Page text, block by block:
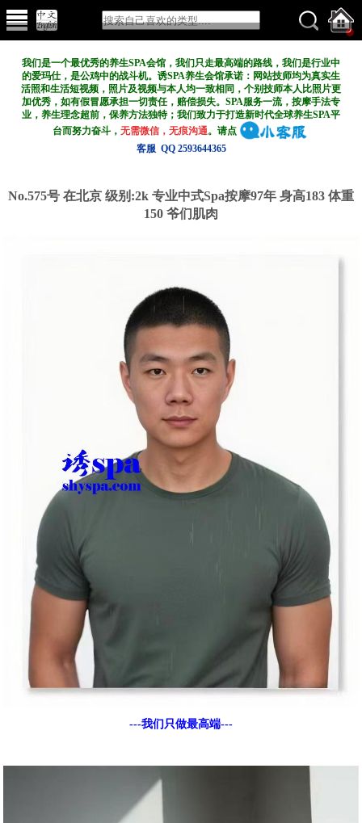
我们是一个最优秀的养生SPA会馆，我们只走最高端的路线，我们是行业中
的爱玛仕，是公鸡中的战斗机。诱SPA养生会馆承诺：网站技师均为真实生
活照和生活短视频，照片及视频与本人均一致相同，个别技师本人比照片更
加优秀，如有假冒愿承担一切责任，赔偿损失。SPA服务一流，按摩手法专
业，养生理念超前，保养方法独特；我们致力于打造新时代全球养生SPA平
台而努力奋斗，无需微信，无痕沟通。请点
客服 QQ 2593644365
No.575号 在北京 级别:2k 专业中式Spa按摩97年 身高183 体重
150 爷们肌肉
---我们只做最高端---